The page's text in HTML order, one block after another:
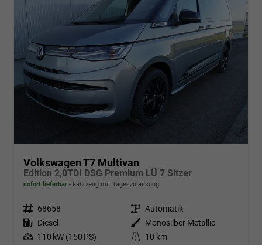
Volkswagen T7 Multivan
Edition 2,0TDI DSG Premium LÜ 7 Sitzer
sofort lieferbar Fahrzeug mit Tageszulassung
Fahrzeugnr. 68658 Getriebe Automatik
Kraftstoff Diesel Außenfarbe
Monosilber Metallic
Leistung 110 kW (150 PS) Kilometerstand
10 km